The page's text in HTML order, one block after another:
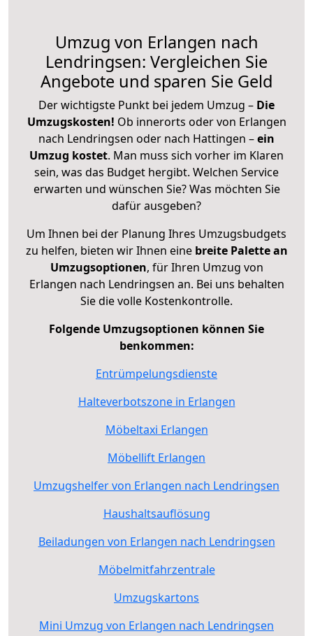
Umzug von Erlangen nach
Lendringsen: Vergleichen Sie
Angebote und sparen Sie Geld
Der wichtigste Punkt bei jedem Umzug – Die
Umzugskosten! Ob innerorts oder von Erlangen
nach Lendringsen oder nach Hattingen –ein
Umzug kostet. Man muss sich vorher im Klaren
sein, was das Budget hergibt. Welchen Service
erwarten und wünschen Sie? Was möchten Sie
dafür ausgeben?
Um Ihnen bei der Planung Ihres Umzugsbudgets
zu helfen, bieten wir Ihnen eine breite Palette an
Umzugsoptionen, für Ihren Umzug von
Erlangen nach Lendringsen an. Bei uns behalten
Sie die volle Kostenkontrolle.
Folgende Umzugsoptionen können Sie
benkommen:
Entrümpelungsdienste
Halteverbotszone in Erlangen
Möbeltaxi Erlangen
Möbellift Erlangen
Umzugshelfer von Erlangen nach Lendringsen
Haushaltsauflösung
Beiladungen von Erlangen nach Lendringsen
Möbelmitfahrzentrale
Umzugskartons
Mini Umzug von Erlangen nach Lendringsen